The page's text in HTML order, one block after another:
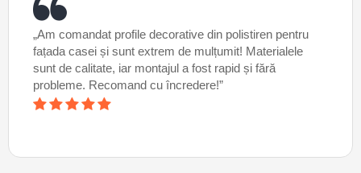
„Am comandat profile decorative din polistiren pentru
fațada casei și sunt extrem de mulțumit! Materialele
sunt de calitate, iar montajul a fost rapid și fără
probleme. Recomand cu încredere!”